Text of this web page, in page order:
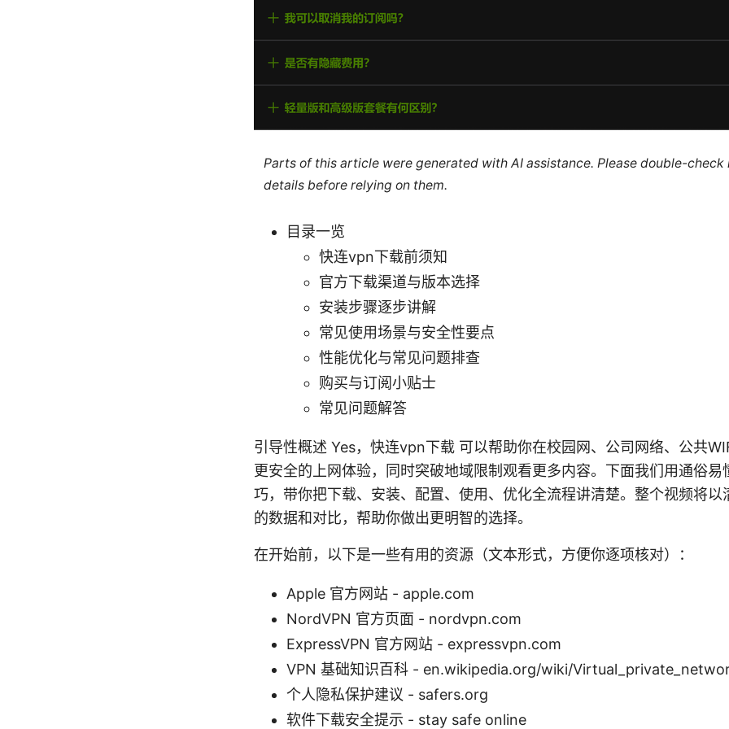
Parts of this article were generated with AI assistance. Please double-
details before relying on them.
目录一览
快连vpn下载前须知
官方下载渠道与版本选择
安装步骤逐步讲解
常见使用场景与安全性要点
性能优化与常见问题排查
购买与订阅小贴士
常见问题解答
引导性概述 Yes，快连vpn下载 可以帮助你在校园网、公司网络、公共
更安全的上网体验，同时突破地域限制观看更多内容。下面我们用通俗易
巧，带你把下载、安装、配置、使用、优化全流程讲清楚。整个视频将以
的数据和对比，帮助你做出更明智的选择。
在开始前，以下是一些有用的资源（文本形式，方便你逐项核对）：
Apple 官方网站 - apple.com
NordVPN 官方页面 - nordvpn.com
ExpressVPN 官方网站 - expressvpn.com
VPN 基础知识百科 - en.wikipedia.org/wiki/
个人隐私保护建议 - safers.org
软件下载安全提示 - stay safe online